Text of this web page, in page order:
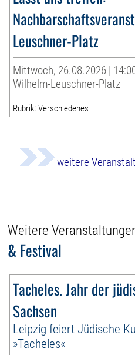
Leuschner-Platz
Mittwoch, 26.08.2026 |
Wilhelm-Leuschner-Platz
Rubrik: Verschiedenes
weitere
Weitere
& Festival
Tacheles. Jahr der
Sachsen
Leipzig feiert Jüdische
»Tacheles«